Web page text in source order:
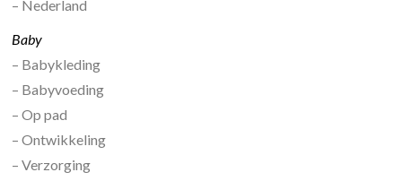
– Nederland
Baby
– Babykleding
– Babyvoeding
– Op pad
– Ontwikkeling
– Verzorging